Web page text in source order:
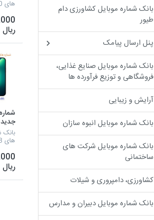
بانک شماره موبایل کشاورزی دام
طیور
پنل ارسال پیامک
بانک شماره موبایل صنایع غذایی،
فروشگاهی و توزیع فرآورده ها
آرایش و زیبایی
بانک شماره موبایل انبوه سازان
بانک شماره موبایل شرکت های
ساختمانی
کشاورزی، دامپروری و شیلات
بانک شماره موبایل دبیران و مدارس
های 09120 تهران
ریال
تهران
بانک
های 09128 تهران
ریال